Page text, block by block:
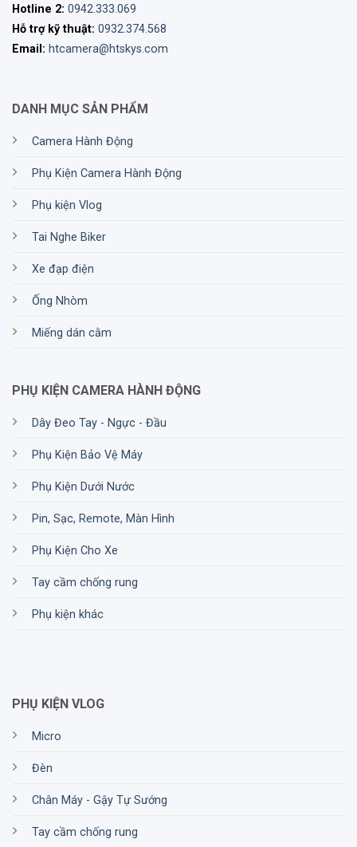
Hotline 2: 0942.333.069
Hỗ trợ kỹ thuật: 0932.374.568
Email: htcamera@htskys.com
DANH MỤC SẢN PHẨM
Camera Hành Động
Phụ Kiện Camera Hành Động
Phụ kiện Vlog
Tai Nghe Biker
Xe đạp điện
Ống Nhòm
Miếng dán cằm
PHỤ KIỆN CAMERA HÀNH ĐỘNG
Dây Đeo Tay - Ngực - Đầu
Phụ Kiện Bảo Vệ Máy
Phụ Kiện Dưới Nước
Pin, Sạc, Remote, Màn Hình
Phụ Kiện Cho Xe
Tay cầm chống rung
Phụ kiện khác
PHỤ KIỆN VLOG
Micro
Đèn
Chân Máy - Gậy Tự Sướng
Tay cầm chống rung